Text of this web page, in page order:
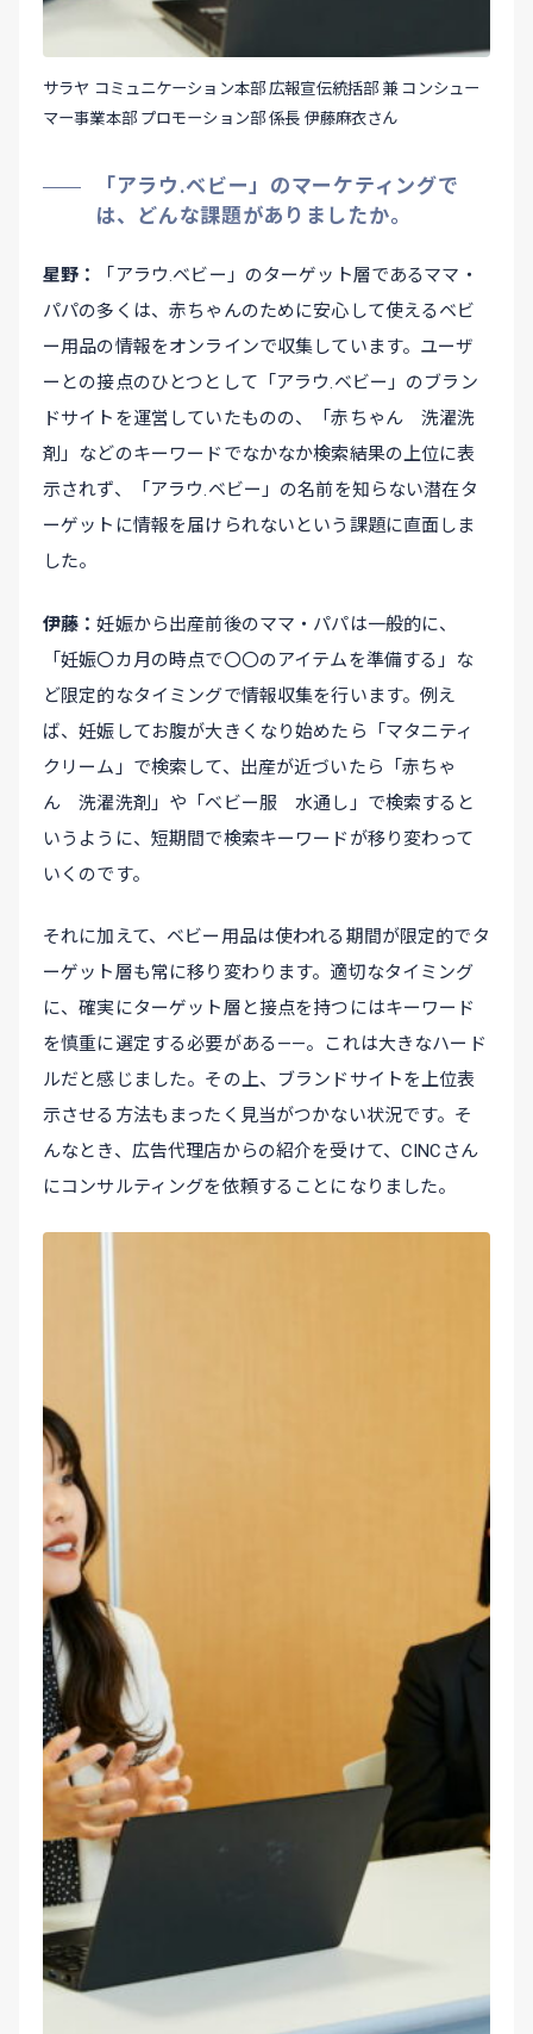
サラヤ コミュニケーション本部 広報宣伝統括部 兼 コンシュー
マー事業本部 プロモーション部 係長 伊藤麻衣さん
「アラウ.ベビー」のマーケティングで
は、どんな課題がありましたか。
星野
「アラウ.ベビー」のターゲット層であるママ・
パパの多くは、赤ちゃんのために安心して使えるベビ
ー用品の情報をオンラインで収集しています。ユーザ
ーとの接点のひとつとして「アラウ.ベビー」のブラン
ドサイトを運営していたものの、「赤ちゃん 洗濯洗
剤」などのキーワードでなかなか検索結果の上位に表
示されず、「アラウ.ベビー」の名前を知らない潜在タ
ーゲットに情報を届けられないという課題に直面しま
した。
伊藤
妊娠から出産前後のママ・パパは一般的に、
「妊娠〇カ月の時点で〇〇のアイテムを準備する」な
ど限定的なタイミングで情報収集を行います。例え
ば、妊娠してお腹が大きくなり始めたら「マタニティ
クリーム」で検索して、出産が近づいたら「赤ちゃ
ん 洗濯洗剤」や「ベビー服 水通し」で検索すると
いうように、短期間で検索キーワードが移り変わって
いくのです。
それに加えて、ベビー用品は使われる期間が限定的でタ
ーゲット層も常に移り変わります。適切なタイミング
に、確実にターゲット層と接点を持つにはキーワード
を慎重に選定する必要がある――。これは大きなハード
ルだと感じました。その上、ブランドサイトを上位表
示させる方法もまったく見当がつかない状況です。そ
んなとき、広告代理店からの紹介を受けて、CINCさん
にコンサルティングを依頼することになりました。